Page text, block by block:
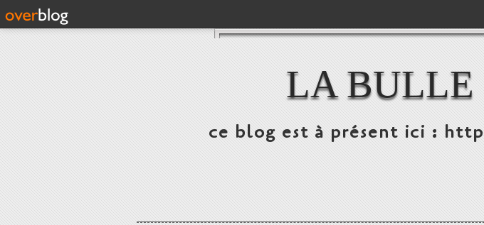
LA BULLE
ce blog est à présent ici :